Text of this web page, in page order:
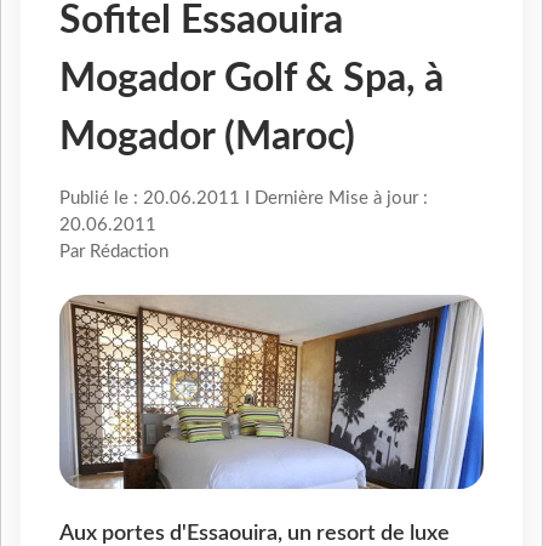
Sofitel Essaouira
Mogador Golf & Spa, à
Mogador (Maroc)
Publié le : 20.06.2011 I Dernière Mise à jour :
20.06.2011
Par Rédaction
Aux portes d'Essaouira, un resort de luxe